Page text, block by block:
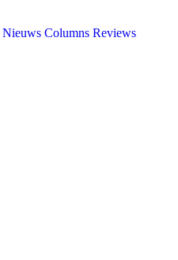
Nieuws Columns Reviews